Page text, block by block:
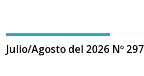
Julio/Agosto del 2026 Nº 297